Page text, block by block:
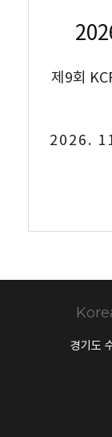
제9회
2026.
경기도